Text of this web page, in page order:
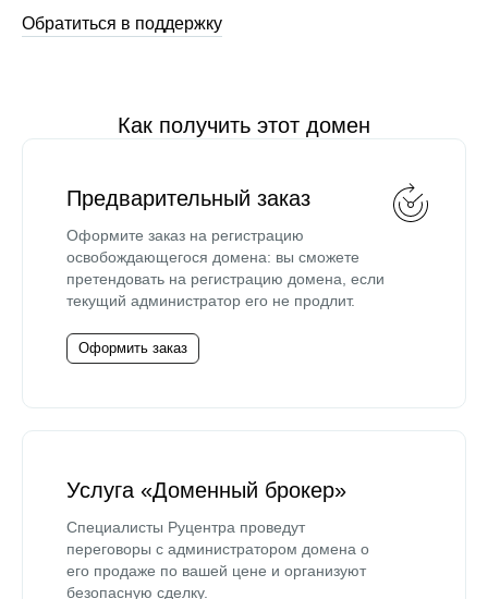
Обратиться в поддержку
Как получить этот домен
Предварительный заказ
Оформите заказ на регистрацию
освобождающегося домена: вы сможете
претендовать на регистрацию домена, если
текущий администратор его не продлит.
Оформить заказ
Услуга «Доменный брокер»
Специалисты Руцентра проведут
переговоры с администратором домена о
его продаже по вашей цене и организуют
безопасную сделку.